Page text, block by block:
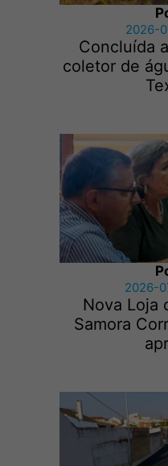
2026-
Concluída
coletor de
2026-
Nova Loja
Samora